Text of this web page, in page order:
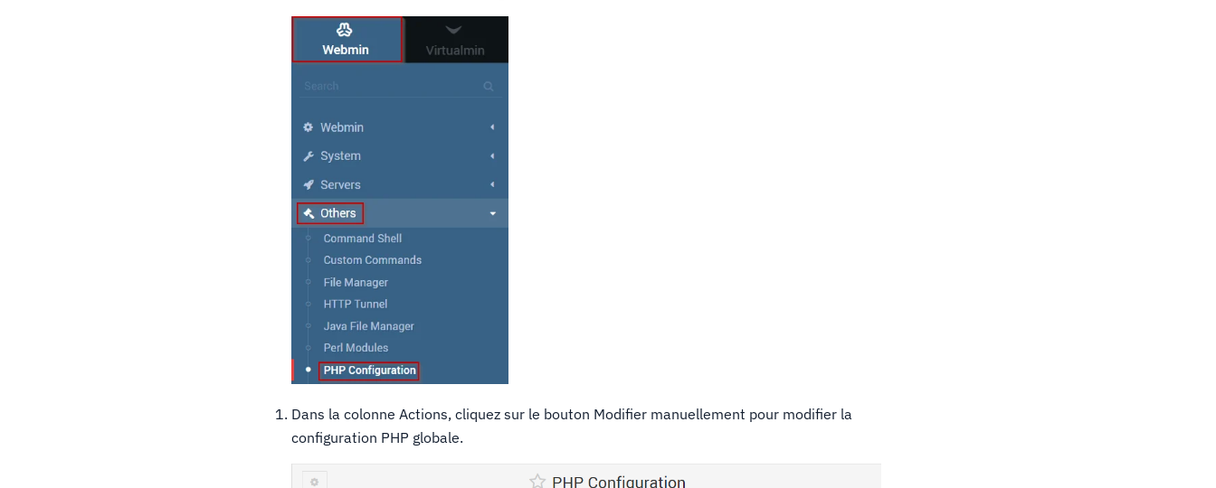
Dans la colonne Actions, cliquez sur le bouton Modifier manuellement pour modifier la
configuration PHP globale.